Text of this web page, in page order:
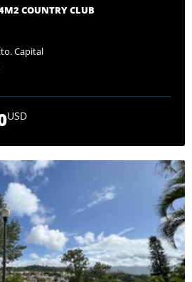
COUNTRY CLUB
Capital
USD